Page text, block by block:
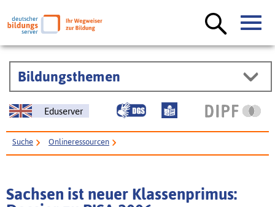
Bildungsthemen
Eduserver
Suche Onlineressourcen
Sachsen ist neuer Klassenprimus: